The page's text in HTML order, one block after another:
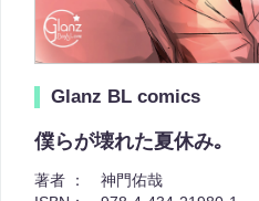
Glanz BL comics
僕らが壊れた夏休み｡
著者 ：
神門佑哉